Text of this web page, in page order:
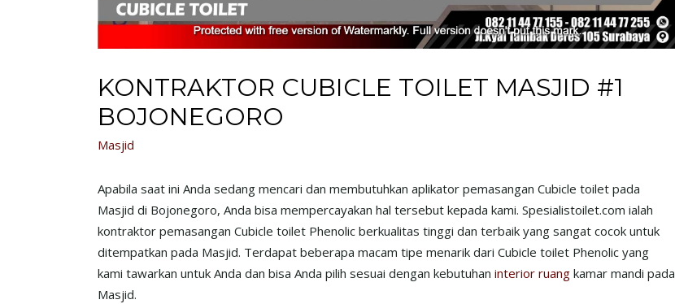
KONTRAKTOR CUBICLE TOILET MASJID #1
BOJONEGORO
Masjid
Apabila saat ini Anda sedang mencari dan membutuhkan aplikator pemasangan Cubicle toilet pada
Masjid di Bojonegoro, Anda bisa mempercayakan hal tersebut kepada kami. Spesialistoilet.com ialah
kontraktor pemasangan Cubicle toilet Phenolic berkualitas tinggi dan terbaik yang sangat cocok untuk
ditempatkan pada Masjid. Terdapat beberapa macam tipe menarik dari Cubicle toilet Phenolic yang
kami tawarkan untuk Anda dan bisa Anda pilih sesuai dengan kebutuhaninterior ruang kamar mandi pada
Masjid.